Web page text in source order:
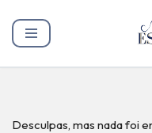
Pular
Desculpas, mas nada foi